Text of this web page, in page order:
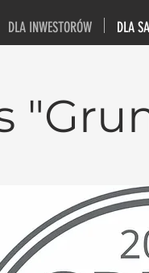
DLA INWESTORÓW DLA